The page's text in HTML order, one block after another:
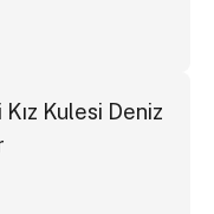
Kulesi Deniz